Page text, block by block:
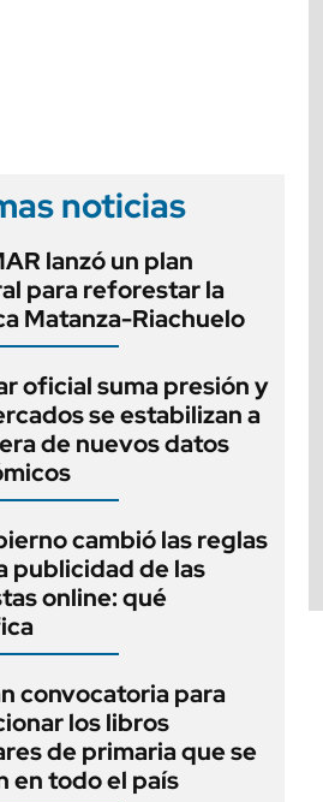
noticias
lanzó un plan
para reforestar la
Matanza-Riachuelo
oficial suma presión y
se estabilizan a
de nuevos datos
cambió las reglas
publicidad de las
online: qué
convocatoria para
los libros
de primaria que se
en todo el país